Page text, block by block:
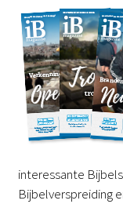
interessante
Bijbelverspreiding